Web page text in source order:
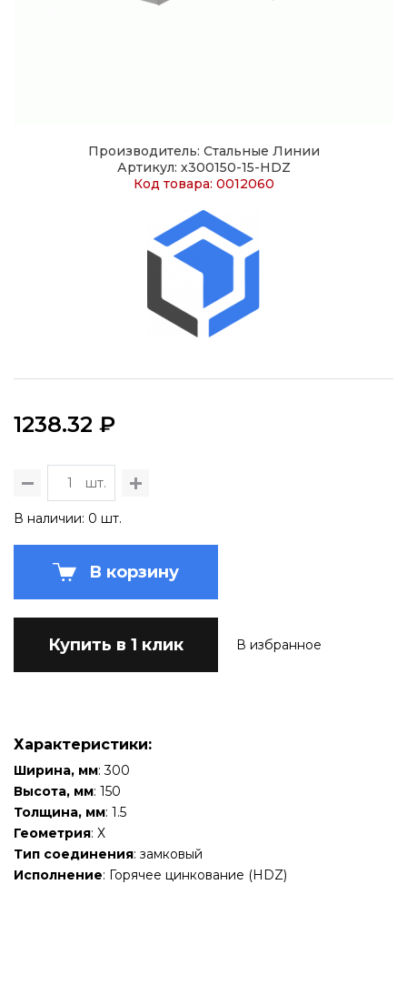
Производитель: Стальные Линии
Артикул: x300150-15-HDZ
Код товара: 0012060
1238.32 ₽
шт.
В наличии: 0 шт.
В корзину
Купить в 1 клик В избранное
Характеристики:
Ширина, мм: 300
Высота, мм: 150
Толщина, мм: 1.5
Геометрия: Х
Тип соединения: замковый
Исполнение: Горячее цинкование (HDZ)